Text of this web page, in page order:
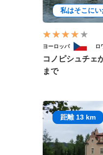
私はそこにい
ヨーロッパ ロ
コノピシュチェ
まで
距離 13 km